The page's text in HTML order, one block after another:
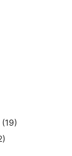
(19)